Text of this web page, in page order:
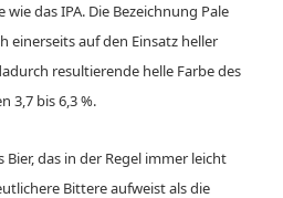
das IPA. Die Bezeichnung Pale
einerseits auf den Einsatz heller
resultierende helle Farbe des
3,7 bis 6,3 %.
das in der Regel immer leicht
Bittere aufweist als die